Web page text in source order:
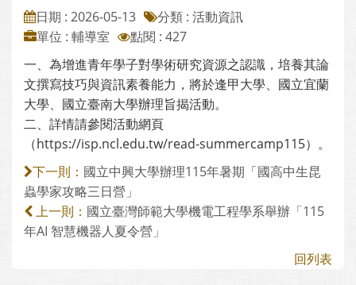
日期 : 2026-05-13
分類 : 活動資訊
單位 : 輔導室
點閱 : 427
一、為增進青年學子對學術研究資源之認識，培養其論
文撰寫技巧與資訊素養能力，將於逢甲大學、國立宜蘭
大學、國立臺南大學辦理旨揭活動。
二、詳情請參閱活動網頁
（https://isp.ncl.edu.tw/read-summercamp115）。
下一則： 國立中興大學辦理115年暑期「國高中生昆
蟲學家攻略三日營」
上一則： 國立臺灣師範大學機電工程學系舉辦「115
年AI 智慧機器人夏令營」
回列表